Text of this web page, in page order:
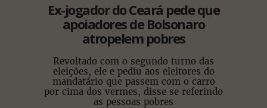
Ex-jogador do Ceará pede que
apoiadores de Bolsonaro
atropelem pobres
Revoltado com o segundo turno das
eleições, ele e pediu aos eleitores do
mandatário que passem com o carro
por cima dos vermes, disse se referindo
as pessoas pobres